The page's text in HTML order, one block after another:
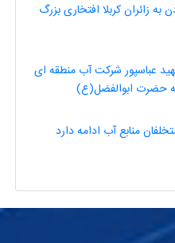
زائران کربلا افتخاری بزرگ
عباسپور شرکت آب منطقه ای
حضرت ابوالفضل(ع)
منابع آب ادامه دارد